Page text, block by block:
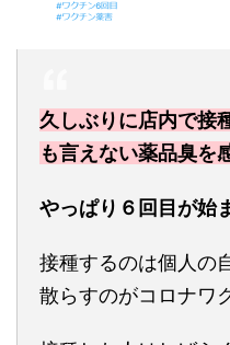
久しぶりに店内で接
も言えない薬品臭を
やっぱり６回目が始
接種するのは個人の
散らすのがコロナワ